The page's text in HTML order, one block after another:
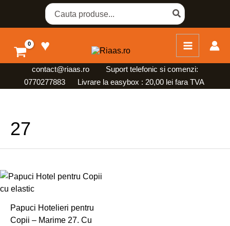
content
Search
for:
♥
contact@riaas.ro
Suport telefonic si comenzi:
0770277883 Livrare la easybox : 20,00 lei fara TVA
27
Papuci Hotelieri pentru
Copii – Marime 27. Cu